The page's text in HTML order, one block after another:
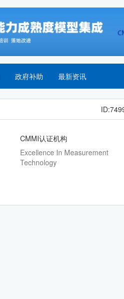
政府补助 最新资讯
CMMI认证机构
Excellence In Measurement
Technology